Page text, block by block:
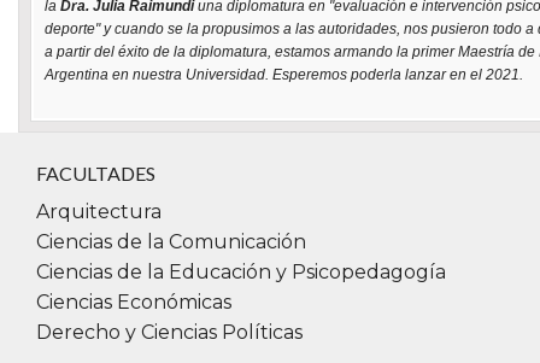
la Dra. Julia Raimundiuna diplomatura en "evaluación e intervención
deporte" y cuando se la propusimos a las autoridades, nos pusieron todo a
a partir del éxito de la diplomatura, estamos armando la primer Maestría
Argentina en nuestra Universidad. Esperemos poderla lanzar en el 2021.
FACULTADES
Arquitectura
Ciencias de la Comunicación
Ciencias de la Educación y Psicopedagogía
Ciencias Económicas
Derecho y Ciencias Políticas